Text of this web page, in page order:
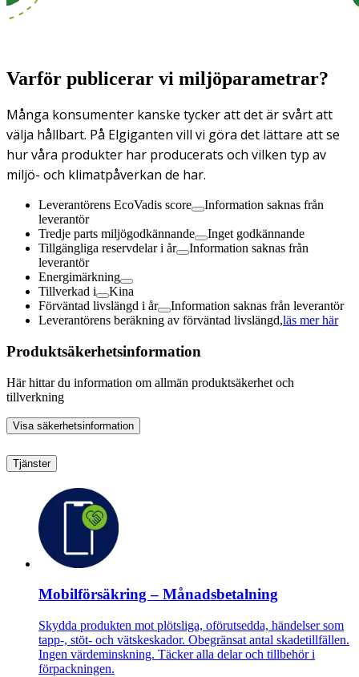
Varför publicerar vi miljöparametrar?
Många konsumenter kanske tycker att det är svårt att
välja hållbart. På Elgiganten vill vi göra det lättare att se
hur våra produkter har producerats och vilken typ av
miljö- och klimatpåverkan de har.
Leverantörens EcoVadis score
Information saknas från
leverantör
Tredje parts miljögodkännande
Inget godkännande
Tillgängliga reservdelar i år
Information saknas från
leverantör
Energimärkning
Tillverkad i
Kina
Förväntad livslängd i år
Information saknas från leverantör
Leverantörens beräkning av förväntad livslängd,läs mer här
Produktsäkerhetsinformation
Här hittar du information om allmän produktsäkerhet och
tillverkning
Visa säkerhetsinformation
Tjänster
Mobilförsäkring – Månadsbetalning
Skydda produkten mot plötsliga, oförutsedda, händelser som
tapp-, stöt- och vätskeskador. Obegränsat antal skadetillfällen.
Ingen värdeminskning. Täcker alla delar och tillbehör i
förpackningen.